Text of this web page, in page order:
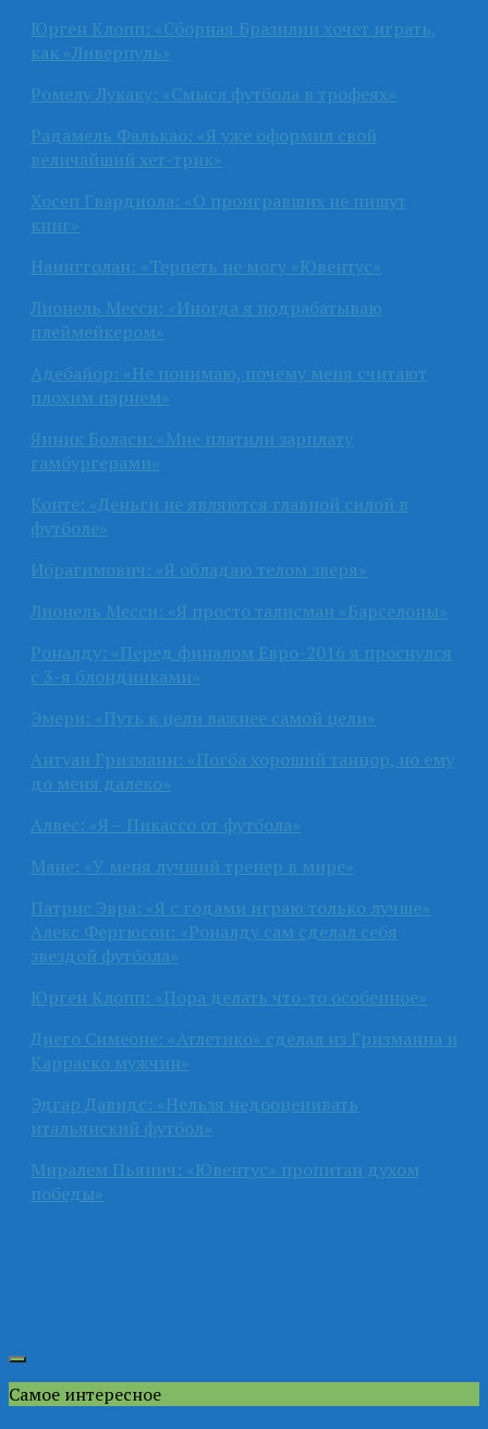
Юрген Клопп: «Сборная Бразилии хочет играть,
как «Ливерпуль»
Ромелу Лукаку: «Смысл футбола в трофеях»
Радамель Фалькао: «Я уже оформил свой
величайший хет-трик»
Хосеп Гвардиола: «О проигравших не пишут
книг»
Наингголан: «Терпеть не могу «Ювентус»
Лионель Месси: «Иногда я подрабатываю
плеймейкером»
Адебайор: «Не понимаю, почему меня считают
плохим парнем»
Янник Боласи: «Мне платили зарплату
гамбургерами»
Конте: «Деньги не являются главной силой в
футболе»
Ибрагимович: «Я обладаю телом зверя»
Лионель Месси: «Я просто талисман «Барселоны»
Роналду: «Перед финалом Евро-2016 я проснулся
с 3-я блондинками»
Эмери: «Путь к цели важнее самой цели»
Антуан Гризманн: «Погба хороший танцор, но ему
до меня далеко»
Алвес: «Я – Пикассо от футбола»
Мане: «У меня лучший тренер в мире»
Патрис Эвра: «Я с годами играю только лучше»
Алекс Фергюсон: «Роналду сам сделал себя
звездой футбола»
Юрген Клопп: «Пора делать что-то особенное»
Диего Симеоне: «Атлетико» сделал из Гризманна и
Карраско мужчин»
Эдгар Давидс: «Нельзя недооценивать
итальянский футбол»
Миралем Пьянич: «Ювентус» пропитан духом
победы»
Самое интересное